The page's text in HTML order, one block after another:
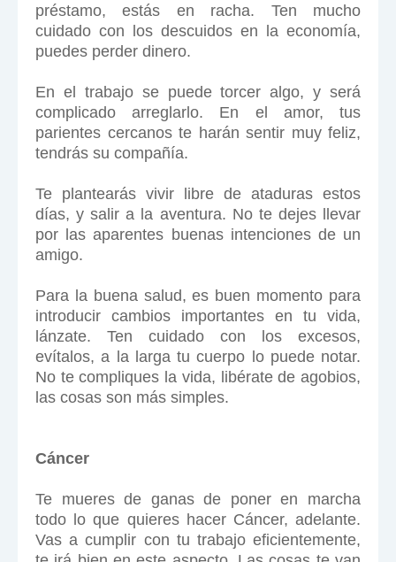
préstamo, estás en racha. Ten mucho
cuidado con los descuidos en la economía,
puedes perder dinero.
En el trabajo se puede torcer algo, y será
complicado arreglarlo. En el amor, tus
parientes cercanos te harán sentir muy feliz,
tendrás su compañía.
Te plantearás vivir libre de ataduras estos
días, y salir a la aventura. No te dejes llevar
por las aparentes buenas intenciones de un
amigo.
Para la buena salud, es buen momento para
introducir cambios importantes en tu vida,
lánzate. Ten cuidado con los excesos,
evítalos, a la larga tu cuerpo lo puede notar.
No te compliques la vida, libérate de agobios,
las cosas son más simples.
Cáncer
Te mueres de ganas de poner en marcha
todo lo que quieres hacer Cáncer, adelante.
Vas a cumplir con tu trabajo eficientemente,